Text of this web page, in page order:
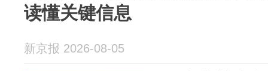
读懂关键信息
新京报 2026-08-05